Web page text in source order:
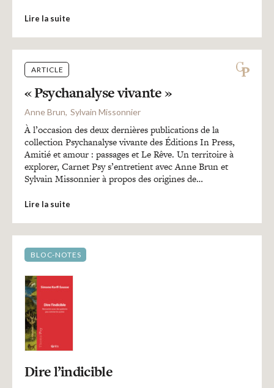
Lire la suite
ARTICLE
« Psychanalyse vivante »
Anne Brun Sylvain Missonnier
À l’occasion des deux dernières publications de la
collection Psychanalyse vivante des Éditions In Press,
Amitié et amour : passages et Le Rêve. Un territoire à
explorer, Carnet Psy s’entretient avec Anne Brun et
Sylvain Missonnier à propos des origines de…
Lire la suite
BLOC-NOTES
Dire l’indicible